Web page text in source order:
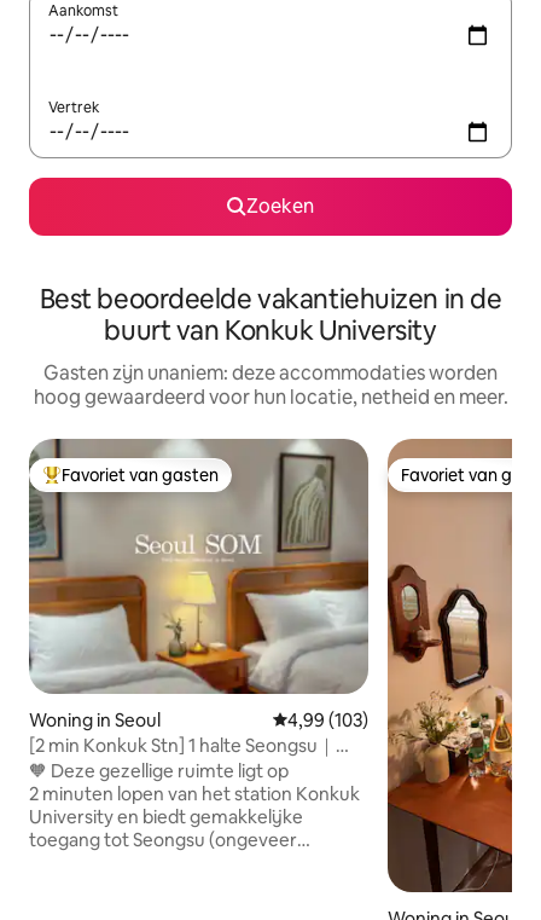
Aankomst
Vertrek
Zoeken
Best beoordeelde vakantiehuizen in de
buurt van Konkuk University
Gasten zijn unaniem: deze accommodaties worden
hoog gewaardeerd voor hun locatie, netheid en meer.
Topfavoriet van gasten
Favoriet van gasten
Woning in Seoul Gemiddelde beoordeling van
4,99 (103)
[2 min Konkuk Stn] 1 halte Seongsu｜
Zacht stedelijk verblijf
🧡 Deze gezellige ruimte ligt op
2 minuten lopen van het station Konkuk
University en biedt gemakkelijke
toegang tot Seongsu (ongeveer
Favoriet van
Favoriet van